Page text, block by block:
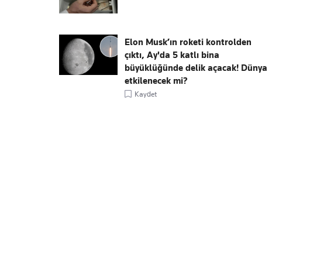
Elon Musk’ın roketi kontrolden
çıktı, Ay'da 5 katlı bina
büyüklüğünde delik açacak! Dünya
etkilenecek mi?
Kaydet